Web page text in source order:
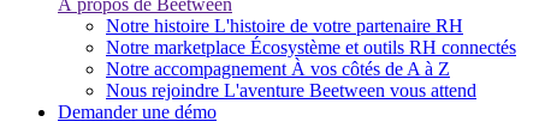
À propos de Beetween
Notre histoire L'histoire de votre partenaire RH
Notre marketplace Écosystème et outils RH connectés
Notre accompagnement À vos côtés de A à Z
Nous rejoindre L'aventure Beetween vous attend
Demander une démo